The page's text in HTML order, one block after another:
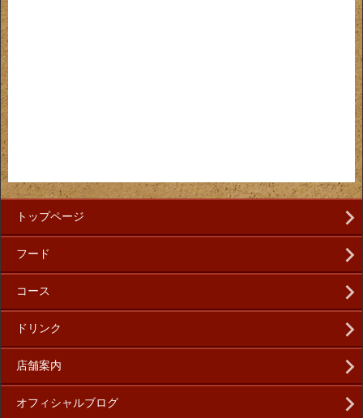
トップページ
フード
コース
ドリンク
店舗案内
オフィシャルブログ